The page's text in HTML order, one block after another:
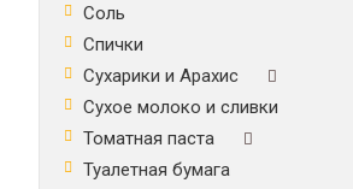
Соль
Спички
Сухарики и Арахис
Сухое молоко и сливки
Томатная паста
Туалетная бумага